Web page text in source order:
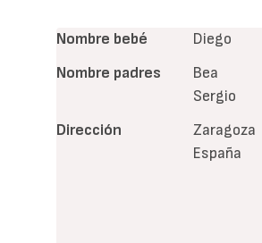
Nombre bebé
Diego
Nombre padres
Bea
Sergio
Dirección
Zaragoza
España